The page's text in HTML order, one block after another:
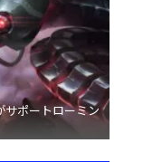
ポートローミン